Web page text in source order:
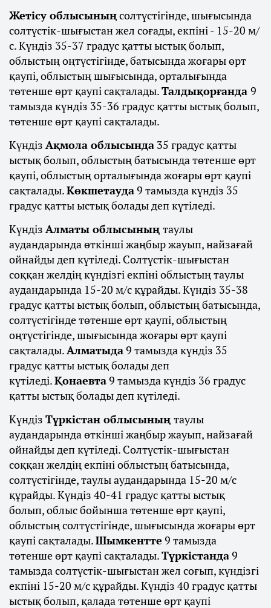
Жетісу облысыныңсолтүстігінде, шығысында
солтүстік-шығыстан жел соғады, екпіні - 15-20 м/
с. Күндіз 35-37 градус қатты ыстық болып,
облыстың оңтүстігінде, батысында жоғары өрт
қаупі, облыстың шығысында, орталығында
төтенше өрт қаупі сақталады.Талдықорғанда 9
тамызда күндіз 35-36 градус қатты ыстық болып,
төтенше өрт қаупі сақталады.
Күндіз Ақмола облысында 35 градус қатты
ыстық болып, облыстың батысында төтенше өрт
қаупі, облыстың орталығында жоғары өрт қаупі
сақталады.Көкшетауда9 тамызда күндіз 35
градус қатты ыстық болады деп күтіледі.
Күндіз Алматы облысының таулы
аудандарында өткінші жаңбыр жауып, найзағай
ойнайды деп күтіледі. Солтүстік-шығыстан
соққан желдің күндізгі екпіні облыстың таулы
аудандарында 15-20 м/с құрайды. Күндіз 35-38
градус қатты ыстық болып, облыстың батысында,
солтүстігінде төтенше өрт қаупі, облыстың
оңтүстігінде, шығысында жоғары өрт қаупі
сақталады.Алматыда9 тамызда күндіз 35
градус қатты ыстық болады деп
күтіледі.Қонаевта9 тамызда күндіз 36 градус
қатты ыстық болады деп күтіледі.
Күндіз Түркістан облысының таулы
аудандарында өткінші жаңбыр жауып, найзағай
ойнайды деп күтіледі. Солтүстік-шығыстан
соққан желдің екпіні облыстың батысында,
солтүстігінде, таулы аудандарында 15-20 м/с
құрайды. Күндіз 40-41 градус қатты ыстық
болып, облыс бойынша төтенше өрт қаупі,
облыстың солтүстігінде, шығысында жоғары өрт
қаупі сақталады.Шымкентте 9 тамызда
төтенше өрт қаупі сақталады.Түркістанда9
тамызда солтүстік-шығыстан жел соғып, күндізгі
екпіні 15-20 м/с құрайды. Күндіз 40 градус қатты
ыстық болып, қалада төтенше өрт қаупі